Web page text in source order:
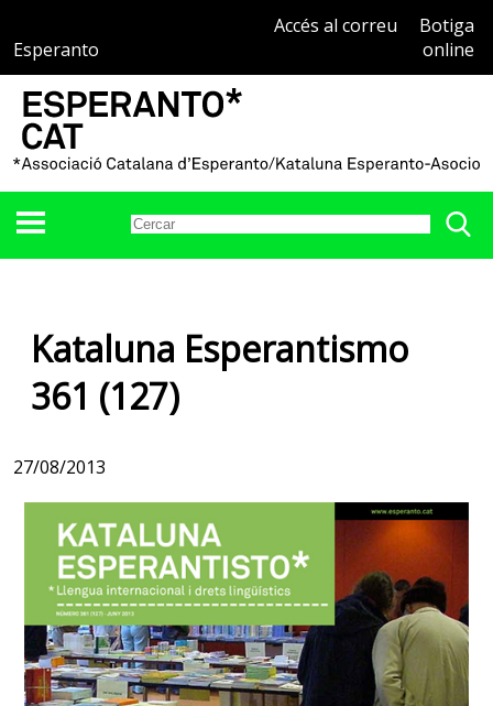
Esperanto
Accés al correu
Botiga
online
Kataluna Esperantismo
361 (127)
27/08/2013